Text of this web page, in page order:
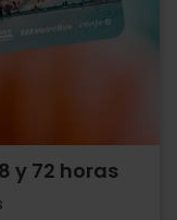
y 72 horas